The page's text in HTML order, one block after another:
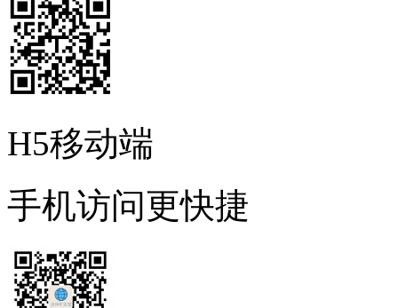
H5移动端
手机访问更快捷